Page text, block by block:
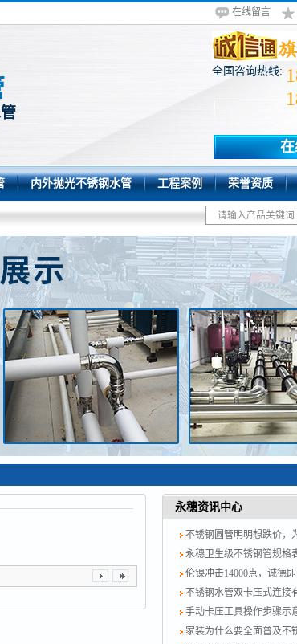
在线留言
全国咨询热线:
内外抛光不锈钢水管 工程案例 荣誉资质
永穗资讯中心
不锈钢圆管明明想跌价，为何今天304又涨了？
永穗卫生级不锈钢管规格
伦镍冲击14000点，诚德即时加价100，不锈
不锈钢水管双卡压式连接
手动卡压工具操作步骤示意图，双
家装为什么要全面普及不